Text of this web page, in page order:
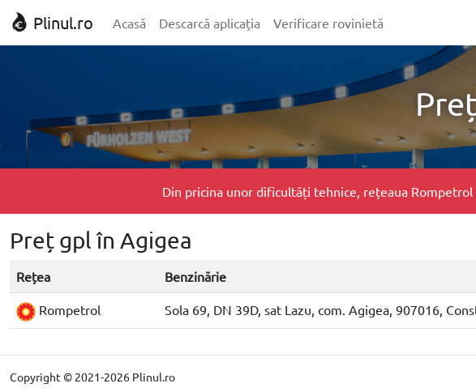
Plinul.ro Acasă Descarcă aplicația Verificare rovinietă
Din pricina unor dificultăți tehnice, rețeaua
Preț gpl în Agigea
Rețea Benzinărie
Rompetrol Sola 69, DN 39D, sat Lazu, com. Agigea, 907016,
Copyright © 2021-2026 Plinul.ro